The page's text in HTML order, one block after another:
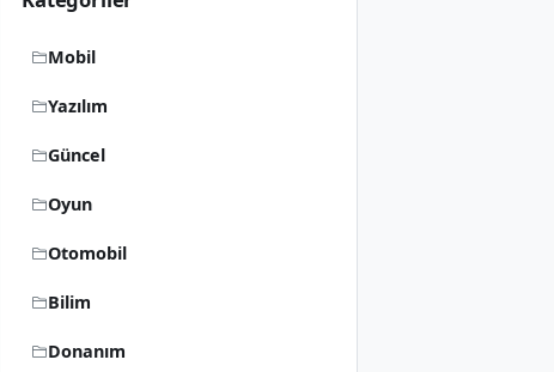
Mobil
Yazılım
Güncel
Oyun
Otomobil
Bilim
Donanım